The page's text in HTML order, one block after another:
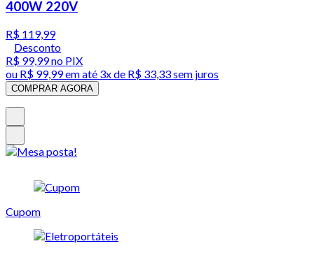
400W 220V
R$ 119,99
Desconto
R$ 99,99no PIX
ou R$ 99,99em até 3x de R$ 33,33 sem juros
COMPRAR AGORA
Cupom